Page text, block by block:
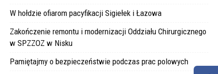
W hołdzie ofiarom pacyfikacji Sigiełek i Łazowa
Zakończenie remontu i modernizacji Oddziału Chirurgicznego
w SPZZOZ w Nisku
Pamiętajmy o bezpieczeństwie podczas prac polowych